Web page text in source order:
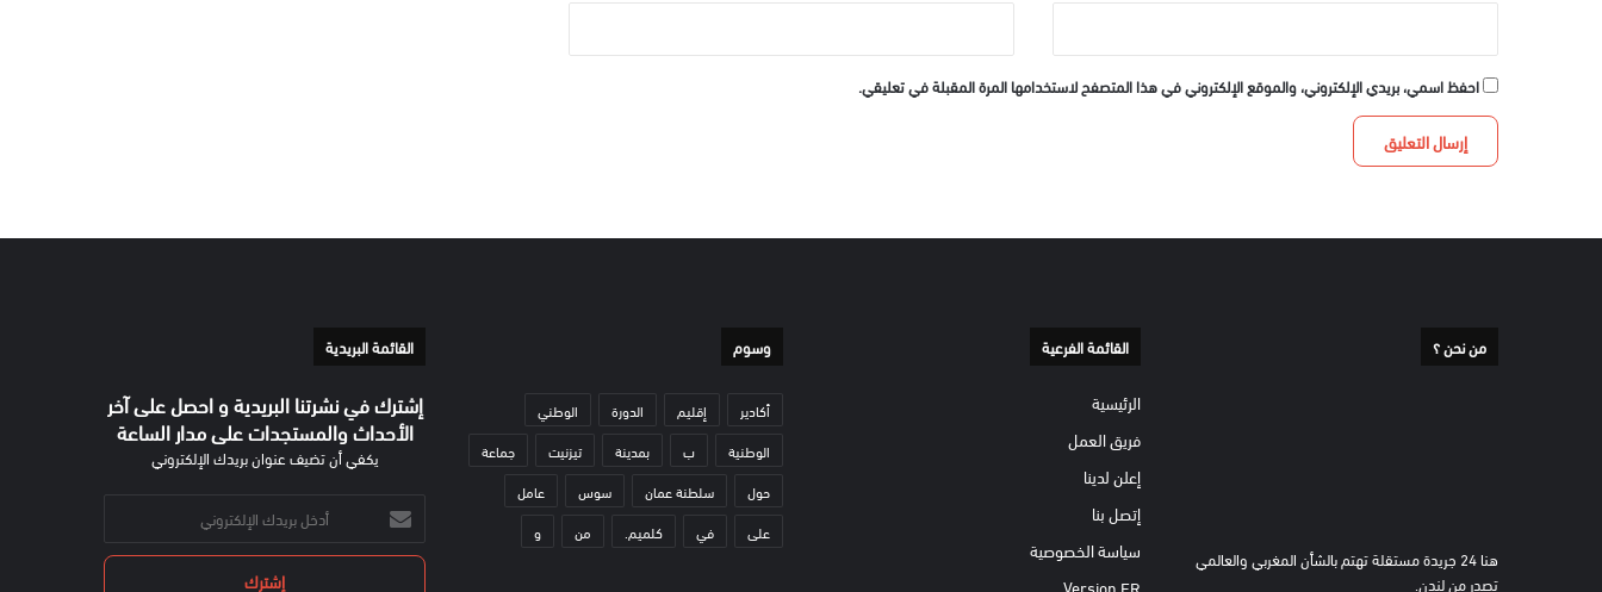
احفظ اسمي، بريدي الإلكتروني، والموقع الإلكتروني في هذا المتصفح لاستخدامها المرة المقبلة في تعليقي.
من نحن ؟
هنا 24 جريدة مستقلة تهتم بالشأن المغربي والعالمي
تصدر من لندن.
القائمة الفرعية
الرئيسية
فريق العمل
إعلن لدينا
إتصل بنا
سياسة الخصوصية
وسوم
أكادير إقليم الدورة
الوطني
الوطنية
ب بمدينة تيزنيت
جماعة
حول
سلطنة عمان سوس
عامل
على
في كلميم. من و
القائمة البريدية
إشترك في نشرتنا البريدية و احصل على آخر
الأحداث والمستجدات على مدار الساعة
يكفي أن تضيف عنوان بريدك الإلكتروني
أدخل
بريدك
الإلكتروني